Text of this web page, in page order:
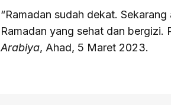
“Ramadan sudah dekat.
Ramadan yang sehat dan bergizi.
Arabiya, Ahad, 5 Maret 2023.